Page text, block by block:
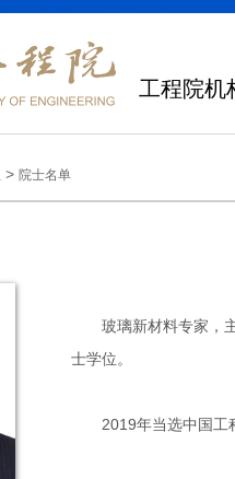
工程院机
> 院士名单
玻璃新材料专家，主
士学位。
2019年当选中国工